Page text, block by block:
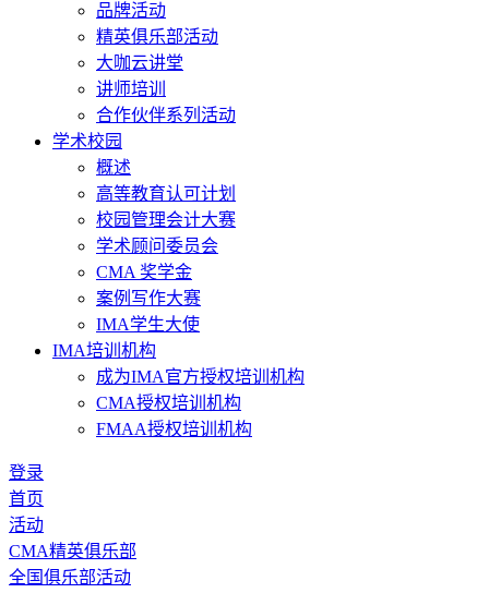
品牌活动
精英俱乐部活动
大咖云讲堂
讲师培训
合作伙伴系列活动
学术校园
概述
高等教育认可计划
校园管理会计大赛
学术顾问委员会
CMA 奖学金
案例写作大赛
IMA学生大使
IMA培训机构
成为IMA官方授权培训机构
CMA授权培训机构
FMAA授权培训机构
登录
首页
活动
CMA精英俱乐部
全国俱乐部活动